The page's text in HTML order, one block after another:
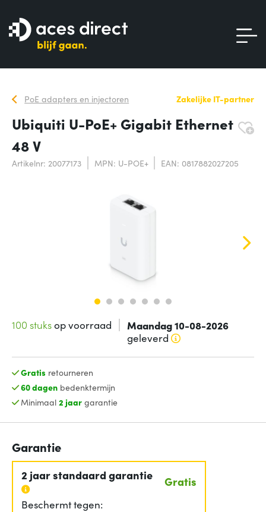
PoE adapters en injectoren Zakelijke IT-partner
Ubiquiti U-PoE+ Gigabit Ethernet
48 V
Artikelnr: 20077173 MPN: U-POE+ EAN: 0817882027205
100 stuksop voorraad Maandag 10-08-2026
geleverd
Gratis retourneren
60 dagenbedenktermijn
Minimaal 2 jaargarantie
Garantie
2 jaar standaard garantie Gratis
Beschermt tegen: